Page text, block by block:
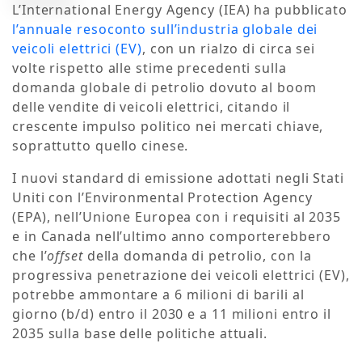
L’International Energy Agency (IEA) ha pubblicato
l’annuale resoconto sull’industria globale dei
veicoli elettrici (EV), con un rialzo di circa sei
volte rispetto alle stime precedenti sulla
domanda globale di petrolio dovuto al boom
delle vendite di veicoli elettrici, citando il
crescente impulso politico nei mercati chiave,
soprattutto quello cinese.
I nuovi standard di emissione adottati negli Stati
Uniti con l’Environmental Protection Agency
(EPA), nell’Unione Europea con i requisiti al 2035
e in Canada nell’ultimo anno comporterebbero
che l’offsetdella domanda di petrolio, con la
progressiva penetrazione dei veicoli elettrici (EV),
potrebbe ammontare a 6 milioni di barili al
giorno (b/d) entro il 2030 e a 11 milioni entro il
2035 sulla base delle politiche attuali.